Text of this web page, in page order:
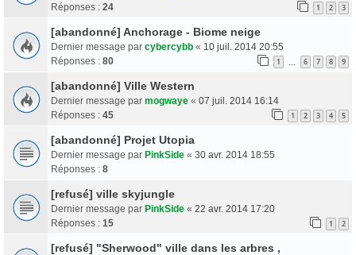
Réponses : 24 1 2 3
[abandonné] Anchorage - Biome neige
Dernier message par cybercybb « 10 juil. 2014 20:55
Réponses : 80 1 6 7 8 9
[abandonné] Ville Western
Dernier message par mogwaye « 07 juil. 2014 16:14
Réponses : 45 1 2 3 4 5
[abandonné] Projet Utopia
Dernier message par PinkSide « 30 avr. 2014 18:55
Réponses : 8
[refusé] ville skyjungle
Dernier message par PinkSide « 22 avr. 2014 17:20
Réponses : 15 1 2
[refusé] "Sherwood" ville dans les arbres ,